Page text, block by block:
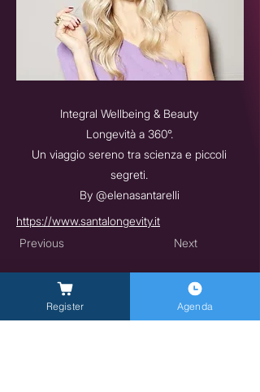
Integral Wellbeing & Beauty
Longevità a 360°.
Un viaggio sereno tra scienza e piccoli
segreti.
By @elenasantarelli
https://www.santalongevity.it
Previous
Next
Register Agenda